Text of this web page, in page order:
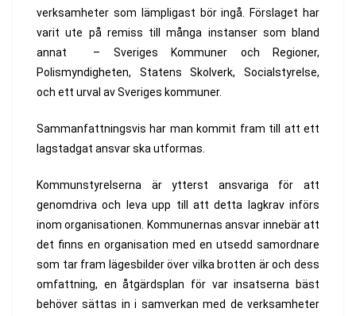
verksamheter som lämpligast bör ingå. Förslaget har
varit ute på remiss till många instanser som bland
annat – Sveriges Kommuner och Regioner,
Polismyndigheten, Statens Skolverk, Socialstyrelse,
och ett urval av Sveriges kommuner.
Sammanfattningsvis har man kommit fram till att ett
lagstadgat ansvar ska utformas.
Kommunstyrelserna är ytterst ansvariga för att
genomdriva och leva upp till att detta lagkrav införs
inom organisationen. Kommunernas ansvar innebär att
det finns en organisation med en utsedd samordnare
som tar fram lägesbilder över vilka brotten är och dess
omfattning, en åtgärdsplan för var insatserna bäst
behöver sättas in i samverkan med de verksamheter